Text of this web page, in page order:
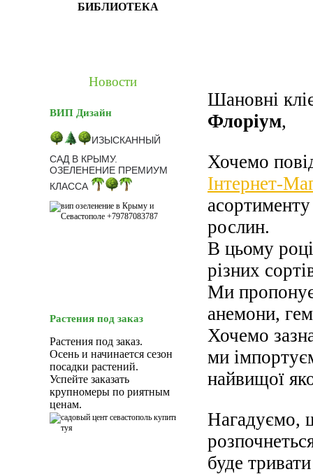
БИБЛИОТЕКА
Новости
ВИП Дизайн
ИЗЫСКАННЫЙ
САД В КРЫМУ.
ОЗЕЛЕНЕНИЕ ПРЕМИУМ
КЛАССА
Растения под заказ
Растения под заказ.
Осень и начинается сезон
посадки растений.
Успейте заказать
крупномеры по риятным
ценам.
Шановні
Флоріум,
Хочемо
Інтернет-
рослин.
В цьому
різних
Ми
анемони,
Хочемо
ми
найвищої
Нагадуємо,
буде